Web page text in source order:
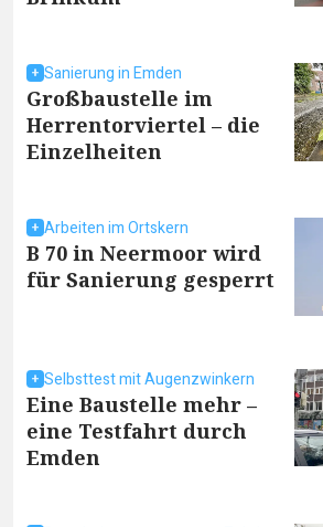
Sanierung in Emden
Großbaustelle im
Herrentorviertel – die
Einzelheiten
Arbeiten im Ortskern
B 70 in Neermoor wird
für Sanierung gesperrt
Selbsttest mit Augenzwinkern
Eine Baustelle mehr –
eine Testfahrt durch
Emden